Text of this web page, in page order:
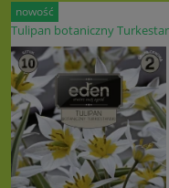
Tulipan botaniczny
nowość